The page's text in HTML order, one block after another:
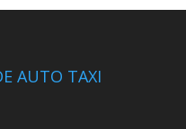
AUTO TAXI